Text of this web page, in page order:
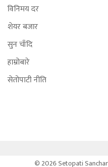
विनिमय दर
शेयर बजार
सुन चाँदि
हाम्रोबारे
सेतोपाटी नीति
© 2026 Setopati